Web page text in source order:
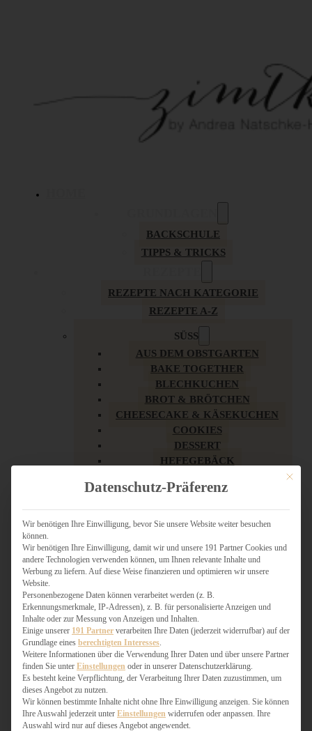
BACKSCHULE
TIPPS & TRICKS
REZEPTE NACH KATEGORIE
REZEPTE A-Z
SÜSS
AUS DEM OBSTGARTEN
BAKE TOGETHER
BLECHKUCHEN
BROT & BRÖTCHEN
CHEESECAKE & KÄSEKUCHEN
COOKIES
DESSERT
HEFEGEBÄCK
KUCHEN
LOW CARB & GESÜNDER
MY AMERICAN BAKERY
SCHOKOLADIGES
SÜSSES HAUPTGERICHT
TÖRTCHEN
VEGAN SÜSS
WEIHNACHTSBÄCKEREI
HERZHAFT
BURGER & SANDWICHES
FIX AUF DEM TISCH
Mit
Datenschutz-Präferenz
Wir benötigen Ihre Einwilligung, bevor Sie unsere Website weiter besuchen
können.
Wir benötigen Ihre Einwilligung, damit wir und unsere 191 Partner Cookies und
andere Technologien verwenden können, um Ihnen relevante Inhalte und
Werbung zu liefern. Auf diese Weise finanzieren und optimieren wir unsere
Website.
Personenbezogene Daten können verarbeitet werden (z. B.
Erkennungsmerkmale, IP-Adressen), z. B. für personalisierte Anzeigen und
Inhalte oder zur Messung von Anzeigen und Inhalten.
Einige unserer 191 Partner verarbeiten Ihre Daten (jederzeit widerrufbar) auf der
Grundlage eines berechtigten Interesses
Weitere Informationen über die Verwendung Ihrer Daten und über unsere Partner
finden Sie unter Einstellungen oder in unserer Datenschutzerklärung.
Es besteht keine Verpflichtung, der Verarbeitung Ihrer Daten zuzustimmen, um
dieses Angebot zu nutzen.
Wir können bestimmte Inhalte nicht ohne Ihre Einwilligung anzeigen. Sie können
Ihre Auswahl jederzeit unter Einstellungen widerrufen oder anpassen. Ihre
Auswahl wird nur auf dieses Angebot angewendet.